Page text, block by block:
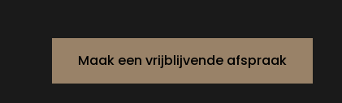
Maak een vrijblijvende afspraak